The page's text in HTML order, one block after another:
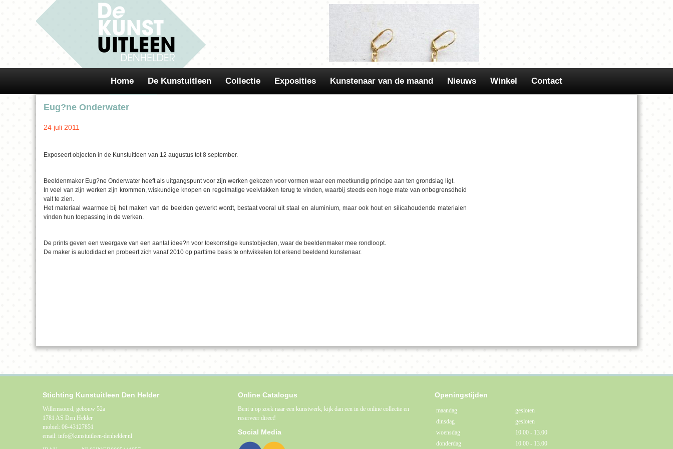
Home De Kunstuitleen Collectie Exposities Kunstenaar van de maand Nieuws Winkel Contact
Eug?ne Onderwater
24 juli 2011
Exposeert objecten in de Kunstuitleen van 12 augustus tot 8 september.
Beeldenmaker Eug?ne Onderwater heeft als uitgangspunt voor zijn werken gekozen voor vormen waar een meetkundig principe aan ten grondslag ligt.
In veel van zijn werken zijn krommen, wiskundige knopen en regelmatige veelvlakken terug te vinden, waarbij steeds een hoge mate van onbegrensdheid
valt te zien.
Het materiaal waarmee bij het maken van de beelden gewerkt wordt, bestaat vooral uit staal en aluminium, maar ook hout en silicahoudende materialen
vinden hun toepassing in de werken.
De prints geven een weergave van een aantal idee?n voor toekomstige kunstobjecten, waar de beeldenmaker mee rondloopt.
De maker is autodidact en probeert zich vanaf 2010 op parttime basis te ontwikkelen tot erkend beeldend kunstenaar.
Stichting Kunstuitleen Den Helder
Willemsoord, gebouw 52a
1781 AS Den Helder
mobiel: 06-43127851
email: info@kunstuitleen-denhelder.nl
Online Catalogus
Bent u op zoek naar een kunstwerk, kijk dan een in de online collectie en
reserveer direct!
Social Media
Openingstijden
maandag
gesloten
dinsdag
gesloten
woensdag
10.00 - 13.00
donderdag
10.00 - 13.00